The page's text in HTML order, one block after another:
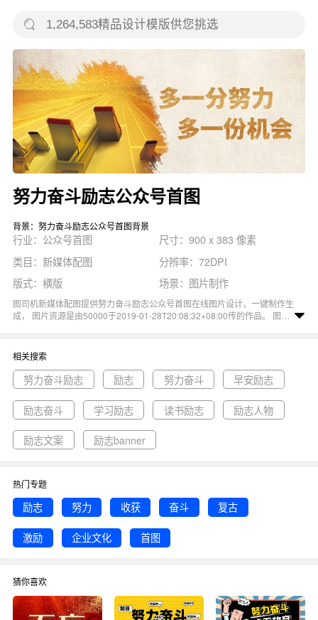
努力奋斗励志公众号首图
背景：努力奋斗励志公众号首图背景
行业：公众号首图
尺寸：900 x 383 像素
类目：新媒体配图
分辨率：72DPI
版式：横版
场景：图片制作
图司机新媒体配图提供努力奋斗励志公众号首图在线图片设计，一键制作生
成， 图片资源是由50000于2019-01-28T20:08:32+08:00传的作品。 图片
要用于公众号首图行业，为您推荐与努力奋斗励志公众号首图相关的专题努
力奋斗励志, 励志, 努力奋斗等优质图片模板资源。
相关搜索
努力奋斗励志 励志 努力奋斗 早安励志
励志奋斗 学习励志 读书励志 励志人物
励志文案 励志banner
热门专题
励志 努力 收获 奋斗 复古
激励 企业文化 首图
猜你喜欢